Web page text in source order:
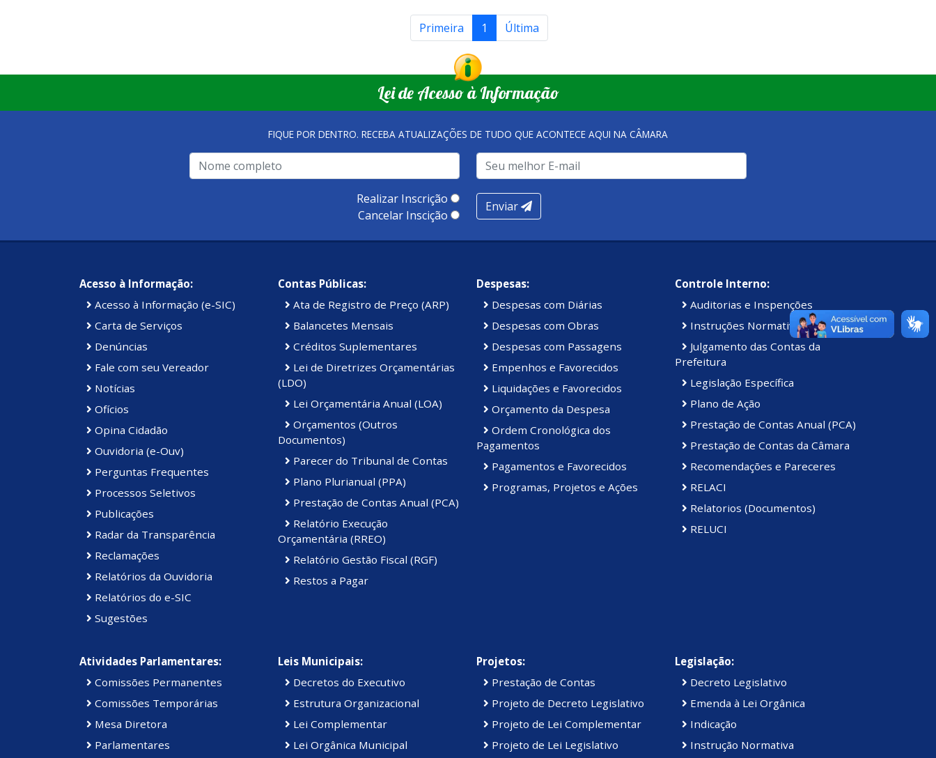
Primeira 1 Última
Lei de Acesso à Informação
FIQUE POR DENTRO. RECEBA ATUALIZAÇÕES DE TUDO QUE ACONTECE AQUI NA CÂMARA
Realizar Inscrição
Cancelar Inscição
Enviar
Acesso à Informação:
Acesso à Informação (e-SIC)
Carta de Serviços
Denúncias
Fale com seu Vereador
Notícias
Ofícios
Opina Cidadão
Ouvidoria (e-Ouv)
Perguntas Frequentes
Processos Seletivos
Publicações
Radar da Transparência
Reclamações
Relatórios da Ouvidoria
Relatórios do e-SIC
Sugestões
Contas Públicas:
Ata de Registro de Preço (ARP)
Balancetes Mensais
Créditos Suplementares
Lei de Diretrizes Orçamentárias
(LDO)
Lei Orçamentária Anual (LOA)
Orçamentos (Outros
Documentos)
Parecer do Tribunal de Contas
Plano Plurianual (PPA)
Prestação de Contas Anual (PCA)
Relatório Execução
Orçamentária (RREO)
Relatório Gestão Fiscal (RGF)
Restos a Pagar
Despesas:
Despesas com Diárias
Despesas com Obras
Despesas com Passagens
Empenhos e Favorecidos
Liquidações e Favorecidos
Orçamento da Despesa
Ordem Cronológica dos
Pagamentos
Pagamentos e Favorecidos
Programas, Projetos e Ações
Controle Interno:
Auditorias e Inspenções
Instruções Normativas
Julgamento das Contas da
Prefeitura
Legislação Específica
Plano de Ação
Prestação de Contas Anual (PCA)
Prestação de Contas da Câmara
Recomendações e Pareceres
RELACI
Relatorios (Documentos)
RELUCI
Atividades Parlamentares:
Comissões Permanentes
Comissões Temporárias
Mesa Diretora
Parlamentares
Leis Municipais:
Decretos do Executivo
Estrutura Organizacional
Lei Complementar
Lei Orgânica Municipal
Projetos:
Prestação de Contas
Projeto de Decreto Legislativo
Projeto de Lei Complementar
Projeto de Lei Legislativo
Legislação:
Decreto Legislativo
Emenda à Lei Orgânica
Indicação
Instrução Normativa